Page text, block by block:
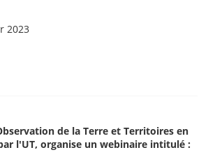
2023
de la Terre et Territoires en
l'UT, organise un webinaire intitulé :